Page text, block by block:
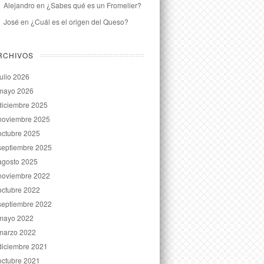
Alejandro en ¿Sabes qué es un Fromelier?
José en ¿Cuál es el origen del Queso?
2026
2026
2025
2025
2025
2025
2025
2022
2022
2022
2022
2022
2021
2021